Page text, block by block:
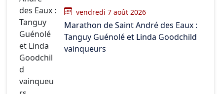
vendredi 7 août 2026
Marathon de Saint André des Eaux :
Tanguy Guénolé et Linda Goodchild
vainqueurs